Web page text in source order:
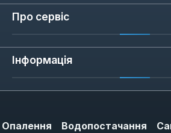
розроблена спеціально
несумісності та
використовує перевірені
корозії, що подовжує
Про сервіс
Інформація
Опалення Водопостачання